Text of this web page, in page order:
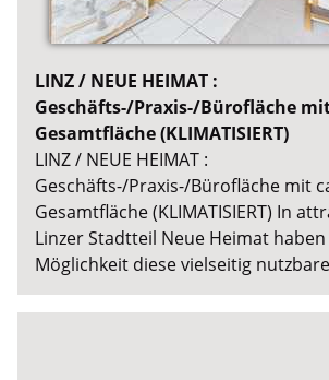
LINZ / NEUE HEIMAT :
Geschäfts-/Praxis-/Bürofläche mit
Gesamtfläche (KLIMATISIERT)
LINZ / NEUE HEIMAT :
Geschäfts-/Praxis-/Bürofläche mit
Gesamtfläche (KLIMATISIERT) In
Linzer Stadtteil Neue Heimat haben
Möglichkeit diese vielseitig